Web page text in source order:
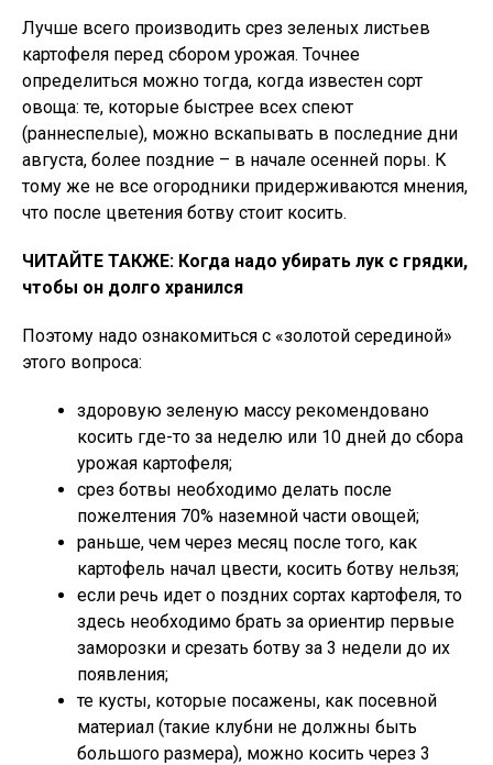
Лучше всего производить срез зеленых листьев
картофеля перед сбором урожая. Точнее
определиться можно тогда, когда известен сорт
овоща: те, которые быстрее всех спеют
(раннеспелые), можно вскапывать в последние дни
августа, более поздние – в начале осенней поры. К
тому же не все огородники придерживаются мнения,
что после цветения ботву стоит косить.
ЧИТАЙТЕ ТАКЖЕ: Когда надо убирать лук с грядки,
чтобы он долго хранился
Поэтому надо ознакомиться с «золотой серединой»
этого вопроса:
здоровую зеленую массу рекомендовано
косить где-то за неделю или 10 дней до сбора
урожая картофеля;
срез ботвы необходимо делать после
пожелтения 70% наземной части овощей;
раньше, чем через месяц после того, как
картофель начал цвести, косить ботву нельзя;
если речь идет о поздних сортах картофеля, то
здесь необходимо брать за ориентир первые
заморозки и срезать ботву за 3 недели до их
появления;
те кусты, которые посажены, как посевной
материал (такие клубни не должны быть
большого размера), можно косить через 3